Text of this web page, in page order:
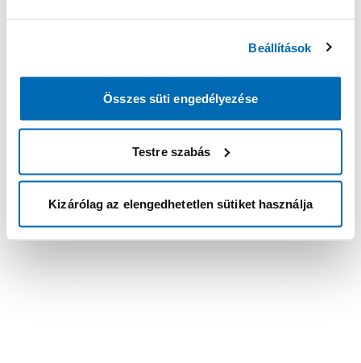
Beállítások
Összes süti engedélyezése
Testre szabás
Kizárólag az elengedhetetlen sütiket használja